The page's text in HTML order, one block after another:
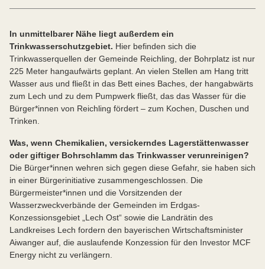
In unmittelbarer Nähe liegt außerdem ein
Trinkwasserschutzgebiet. Hier befinden sich die
Trinkwasserquellen der Gemeinde Reichling, der Bohrplatz ist nur
225 Meter hangaufwärts geplant. An vielen Stellen am Hang tritt
Wasser aus und fließt in das Bett eines Baches, der hangabwärts
zum Lech und zu dem Pumpwerk fließt, das das Wasser für die
Bürger*innen von Reichling fördert – zum Kochen, Duschen und
Trinken.
Was, wenn Chemikalien, versickerndes Lagerstättenwasser
oder giftiger Bohrschlamm das Trinkwasser verunreinigen?
Die Bürger*innen wehren sich gegen diese Gefahr, sie haben sich
in einer Bürgerinitiative zusammengeschlossen. Die
Bürgermeister*innen und die Vorsitzenden der
Wasserzweckverbände der Gemeinden im Erdgas-
Konzessionsgebiet „Lech Ost“ sowie die Landrätin des
Landkreises Lech fordern den bayerischen Wirtschaftsminister
Aiwanger auf, die auslaufende Konzession für den Investor MCF
Energy nicht zu verlängern.